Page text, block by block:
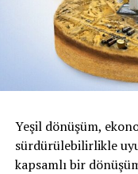
Yeşil dönüşüm,
sürdürülebilirlikle
kapsamlı bir